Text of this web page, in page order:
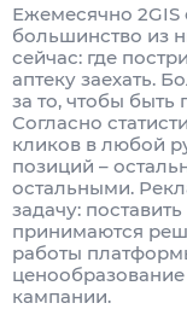
Ежемесячно 2GIS
большинство из
сейчас: где
аптеку заехать.
за то, чтобы быть
Согласно
кликов в любой
позиций –
остальными.
задачу:
принимаются
работы
кампании.